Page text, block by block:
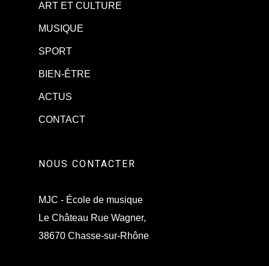
ART ET CULTURE
MUSIQUE
SPORT
BIEN-ÊTRE
ACTUS
CONTACT
NOUS CONTACTER
MJC - École de musique
Le Château Rue Wagner,
38670 Chasse-sur-Rhône